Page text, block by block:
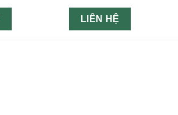
LIÊN HỆ